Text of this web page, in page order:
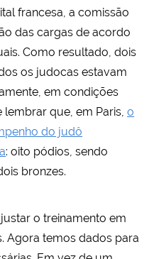
francesa, a comissão
das cargas de acordo
Como resultado, dois
os judocas estavam
em condições
que, em Paris, o
do judô
: oito pódios, sendo
bronzes.
o treinamento em
Agora temos dados para